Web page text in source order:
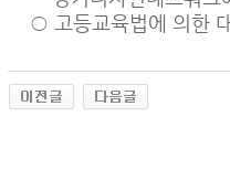
○ 고등교육법에 의한